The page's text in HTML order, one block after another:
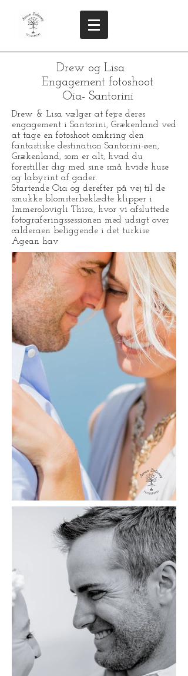
Drew og Lisa
Engagement fotoshoot
Oia- Santorini
Drew & Lisa vælger at fejre deres
engagement i Santorini, Grækenland ved
at tage en fotoshoot omkring den
fantastiske destination Santorini-øen,
Grækenland, som er alt, hvad du
forestiller dig med sine små hvide huse
og labyrint af gader.
Startende Oia og derefter på vej til de
smukke blomsterbeklædte klipper i
Immerolovigli Thira, hvor vi afsluttede
fotograferingssessionen med udsigt over
calderaen beliggende i det turkise
Agean hav